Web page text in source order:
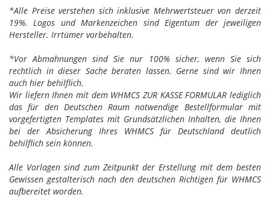
*Alle Preise verstehen sich inklusive Mehrwertsteuer von derzeit
19%. Logos und Markenzeichen sind Eigentum der jeweiligen
Hersteller. Irrtümer vorbehalten.
*Vor Abmahnungen sind Sie nur 100% sicher, wenn Sie sich
rechtlich in dieser Sache beraten lassen. Gerne sind wir Ihnen
auch hier behilflich.
Wir liefern Ihnen mit dem WHMCS ZUR KASSE FORMULAR lediglich
das für den Deutschen Raum notwendige Bestellformular mit
vorgefertigten Templates mit Grundsätzlichen Inhalten, die Ihnen
bei der Absicherung Ihres WHMCS für Deutschland deutlich
behilflich sein können.
Alle Vorlagen sind zum Zeitpunkt der Erstellung mit dem besten
Gewissen gestalterisch nach den deutschen Richtigen für WHMCS
aufbereitet worden.